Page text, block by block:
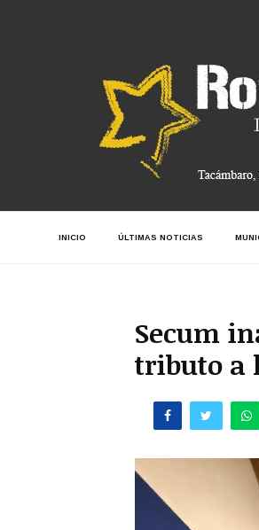
INICIO ÚLTIMAS NOTICIAS
Secum
tributo a